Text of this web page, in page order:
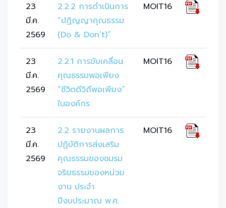
23
มี.ค.
2569
2.2.2 การดำเนินการ
“ปฏิญญาคุณธรรม
(Do & Don’t)”
MOIT16
23
มี.ค.
2569
2.2.1 การขับเคลื่อน
คุณธรรมพอเพียง
“ชีวิตดีวิถีพอเพียง”
ในองค์กร
MOIT16
23
มี.ค.
2569
2.2 รายงานผลการ
ปฏิบัติการส่งเสริม
คุณธรรมของชมรม
จริยธรรมของหน่วย
งาน ประจำ
ปีงบประมาณ พ.ศ.
MOIT16